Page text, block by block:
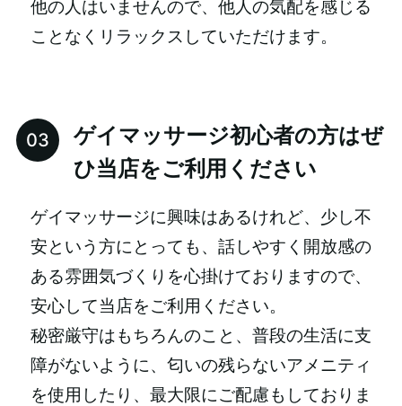
他の人はいませんので、他人の気配を感じる
ことなくリラックスしていただけます。
ゲイマッサージ初心者の方はぜ
ひ当店をご利用ください
ゲイマッサージに興味はあるけれど、少し不
安という方にとっても、話しやすく開放感の
ある雰囲気づくりを心掛けておりますので、
安心して当店をご利用ください。
秘密厳守はもちろんのこと、普段の生活に支
障がないように、匂いの残らないアメニティ
を使用したり、最大限にご配慮もしておりま